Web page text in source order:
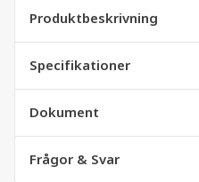
Produktbeskrivning
Specifikationer
Dokument
Frågor & Svar